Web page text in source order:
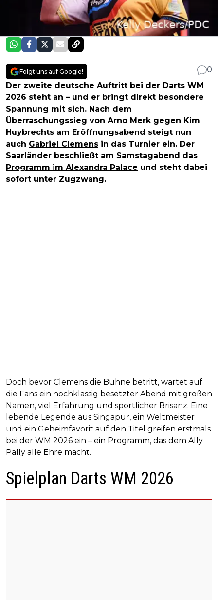
Folgt uns auf Google!
0
Der zweite deutsche Auftritt bei der Darts WM
2026 steht an – und er bringt direkt besondere
Spannung mit sich. Nach dem
Überraschungssieg von Arno Merk gegen Kim
Huybrechts am Eröffnungsabend steigt nun
auch Gabriel Clemens in das Turnier ein. Der
Saarländer beschließt am Samstagabend das
Programm im Alexandra Palace und steht dabei
sofort unter Zugzwang.
Doch bevor Clemens die Bühne betritt, wartet auf
die Fans ein hochklassig besetzter Abend mit großen
Namen, viel Erfahrung und sportlicher Brisanz. Eine
lebende Legende aus Singapur, ein Weltmeister
und ein Geheimfavorit auf den Titel greifen erstmals
bei der WM 2026 ein – ein Programm, das dem Ally
Pally alle Ehre macht.
Spielplan Darts WM 2026